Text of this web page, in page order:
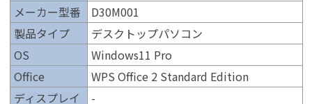
メーカー型番
D30M001
製品タイプ
デスクトップパソコン
OS
Windows11 Pro
Office
WPS Office 2 Standard Edition
ディスプレイ
-